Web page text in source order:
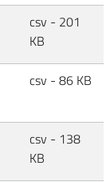
csv - 201
KB
csv - 86 KB
csv - 138
KB